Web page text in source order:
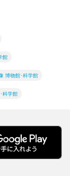
館
博物館･科学館
科学館